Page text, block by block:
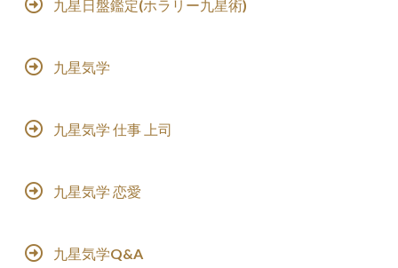
九星日盤鑑定(ホラリー九星術)
九星気学
九星気学 仕事 上司
九星気学 恋愛
九星気学Q&A